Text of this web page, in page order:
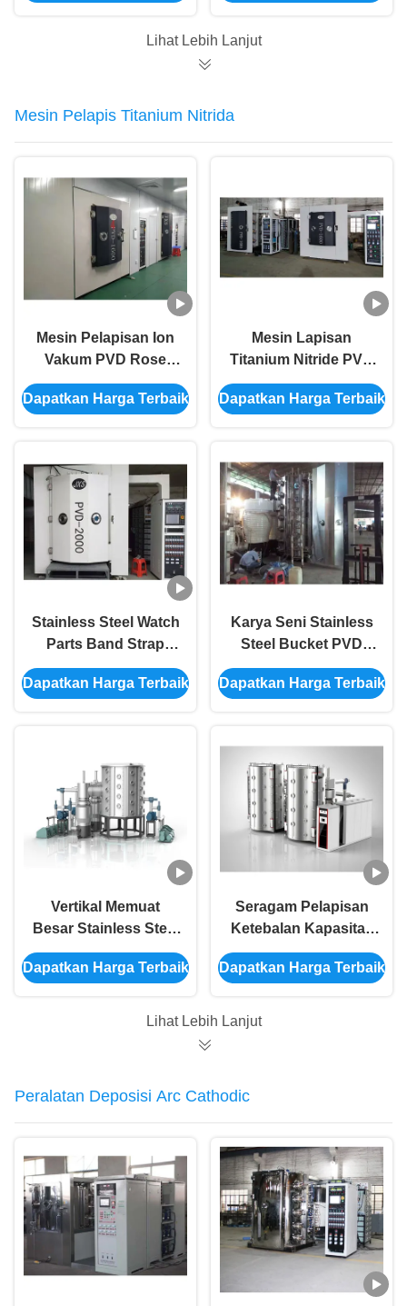
Lihat Lebih Lanjut
Mesin Pelapis Titanium Nitrida
Mesin Pelapisan Ion
Vakum PVD Rose
Gold
Dapatkan Harga Terbaik
Mesin Lapisan
Titanium Nitride PVD
Genggaman Pintu
Dapatkan Harga Terbaik
Stainless Steel Watch
Parts Band Strap
Case Mesin Vacuum
Ion Plating
Dapatkan Harga Terbaik
Karya Seni Stainless
Steel Bucket PVD
Vacuum Titanium
Nitride Coating Untuk
Dapatkan Harga Terbaik
Vertikal Memuat
Besar Stainless Steel
Furniture Hardware
Vakum Mesin
Dapatkan Harga Terbaik
Seragam Pelapisan
Ketebalan Kapasitas
Besar Layar Stainless
Steel Emas PVD
Titanium Nitrida
Dapatkan Harga Terbaik
Lihat Lebih Lanjut
Peralatan Deposisi Arc Cathodic